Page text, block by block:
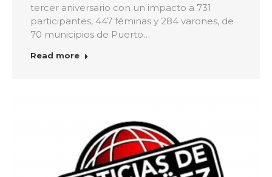
tercer aniversario con un impacto a 731
participantes, 447 féminas y 284 varones, de
70 municipios de Puerto…
Read more